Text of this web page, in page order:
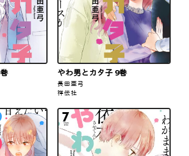
やわ男とカタ子 9巻
長田亜弓
祥伝社